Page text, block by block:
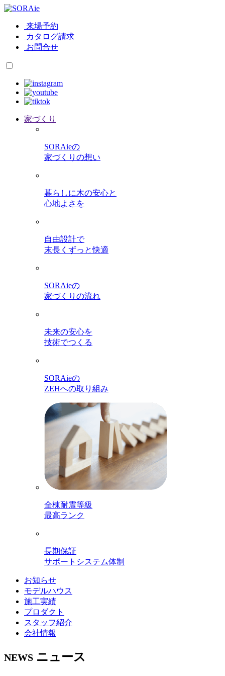
来場予約
カタログ請求
お問合せ
家づくり
SORAieの
家づくりの想い
暮らしに木の安心と
心地よさを
自由設計で
末長くずっと快適
SORAieの
家づくりの流れ
未来の安心を
技術でつくる
SORAieの
ZEHへの取り組み
全棟耐震等級
最高ランク
長期保証
サポートシステム体制
お知らせ
モデルハウス
施工実績
プロダクト
スタッフ紹介
会社情報
NEWS ニュース